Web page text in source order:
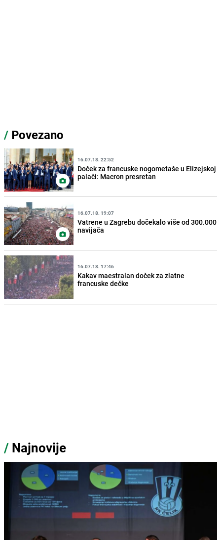
/ Povezano
16.07.18. 22:52
Doček za francuske nogometaše u Elizejskoj
palači: Macron presretan
16.07.18. 19:07
Vatrene u Zagrebu dočekalo više od 300.000
navijača
16.07.18. 17:46
Kakav maestralan doček za zlatne
francuske dečke
/ Najnovije